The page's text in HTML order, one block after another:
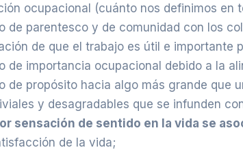
ocupacional (cuánto nos definimos en
de parentesco y de comunidad con los
de que el trabajo es útil e importante
de importancia ocupacional debido a la
de propósito hacia algo más grande que
y desagradables que se infunden
sensación de sentido en la vida se as
de la vida;